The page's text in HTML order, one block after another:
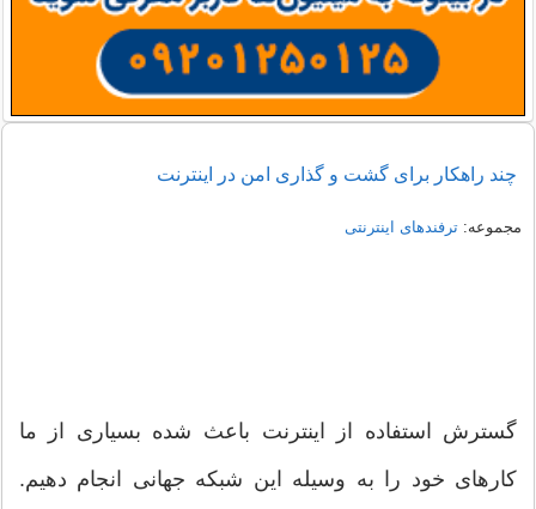
چند راهکار برای گشت و گذاری امن در اینترنت
مجموعه:ترفندهای اینترنتی
گسترش استفاده از اینترنت باعث شده بسیاری از ما
کارهای خود را به وسیله این شبکه جهانی انجام دهیم.